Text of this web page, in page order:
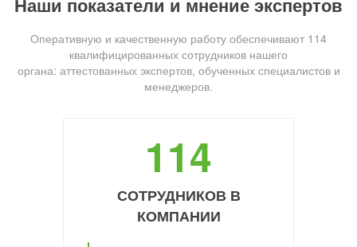
Оперативную и качественную работу обеспечивают 114
квалифицированных сотрудников нашего
органа: аттестованных экспертов, обученных специалистов и
менеджеров.
114
СОТРУДНИКОВ В
КОМПАНИИ